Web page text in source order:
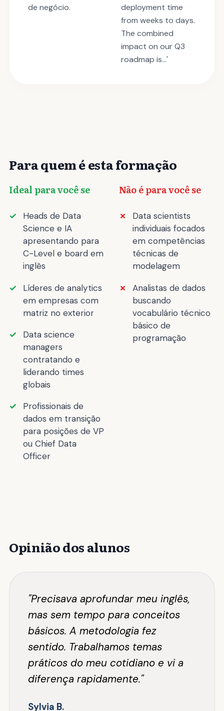
de negócio.
deployment time
from weeks to days.
The combined
impact on our Q3
roadmap is...'
Para quem é esta formação
Ideal para você se
Heads de Data
Science e IA
apresentando para
C-Level e board em
inglês
Líderes de analytics
em empresas com
matriz no exterior
Data science
managers
contratando e
liderando times
globais
Profissionais de
dados em transição
para posições de VP
ou Chief Data
Officer
Não é para você se
Data scientists
individuais focados
em competências
técnicas de
modelagem
Analistas de dados
buscando
vocabulário técnico
básico de
programação
Opinião dos alunos
"Precisava aprofundar meu inglês,
mas sem tempo para conceitos
básicos. A metodologia fez
sentido. Trabalhamos temas
práticos do meu cotidiano e vi a
diferença rapidamente."
Sylvia B.